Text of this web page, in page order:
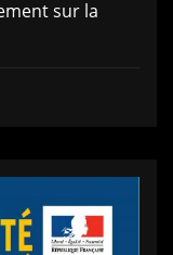
sur la